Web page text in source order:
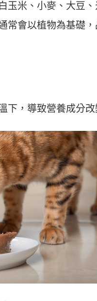
玉米、小麥、大豆
常會以植物為基礎
下，導致營養成分改